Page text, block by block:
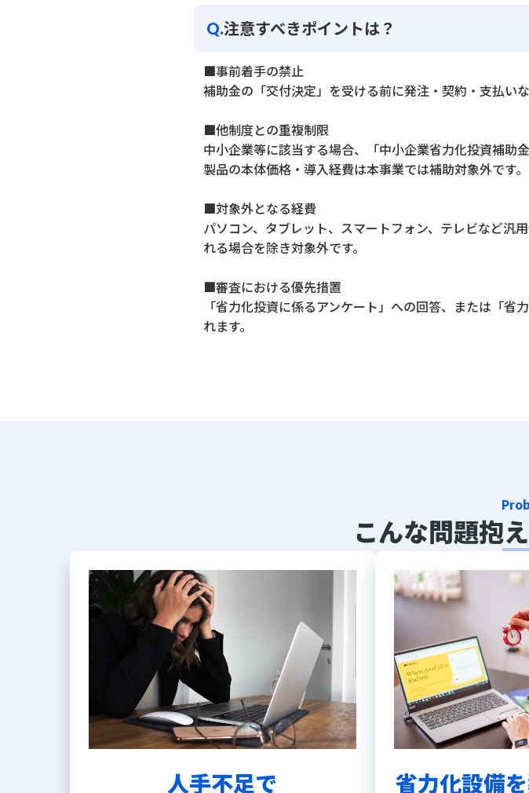
Q.注意すべきポイントは？
■事前着手の禁止
補助金の「交付決定」を受ける前に発注・契約・支払い
■他制度との重複制限
中小企業等に該当する場合、「中小企業省力化投資補助
製品の本体価格・導入経費は本事業では補助対象外です。
■対象外となる経費
パソコン、タブレット、スマートフォン、テレビなど汎
れる場合を除き対象外です。
■審査における優先措置
「省力化投資に係るアンケート」への回答、または「
れます。
こんな問題抱
人手不足で 省力化設備